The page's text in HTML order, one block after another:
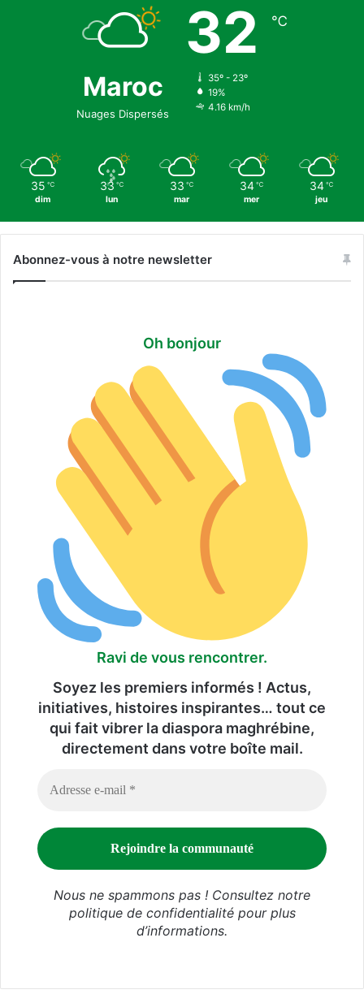
m
r
Maroc
Nuages Dispersés
32 ℃
35º - 23º
19%
4.16 km/h
35 ℃
dim
33 ℃
lun
33 ℃
mar
34 ℃
mer
34 ℃
jeu
Abonnez-vous à notre newsletter
Oh bonjour
Ravi de vous rencontrer.
Soyez les premiers informés ! Actus,
initiatives, histoires inspirantes… tout ce
qui fait vibrer la diaspora maghrébine,
directement dans votre boîte mail.
Nous ne spammons pas ! Consultez notre
politique de confidentialitépour plus
d’informations.